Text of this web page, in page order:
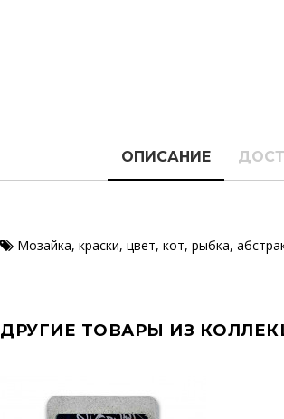
ОПИСАНИЕ
Мозайка, краски, цвет, кот, рыбка,
ДРУГИЕ ТОВАРЫ ИЗ